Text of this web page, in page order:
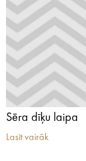
Sēra dīķu laipa
Lasīt vairāk